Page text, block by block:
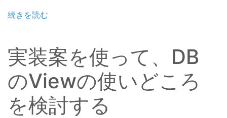
続きを読む
実装案を使って、DB
のViewの使いどころ
を検討する